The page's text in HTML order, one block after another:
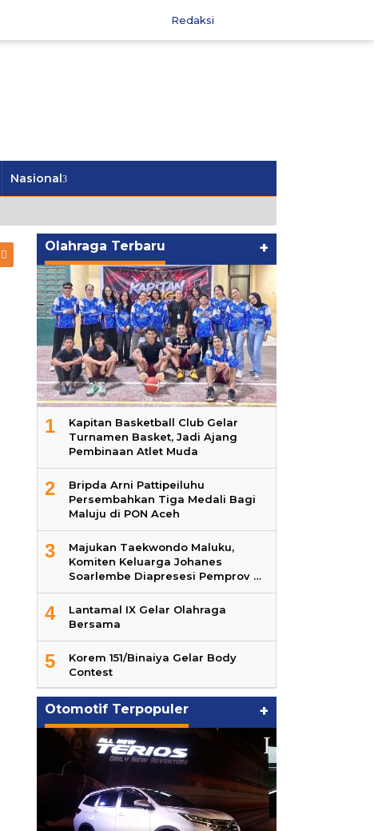
Redaksi
Nasional
Olahraga Terbaru +
1
Kapitan Basketball Club Gelar
Turnamen Basket, Jadi Ajang
Pembinaan Atlet Muda
2
Bripda Arni Pattipeiluhu
Persembahkan Tiga Medali Bagi
Maluju di PON Aceh
3
Majukan Taekwondo Maluku,
Komiten Keluarga Johanes
Soarlembe Diapresesi Pemprov …
4
Lantamal IX Gelar Olahraga
Bersama
5
Korem 151/Binaiya Gelar Body
Contest
Otomotif Terpopuler +